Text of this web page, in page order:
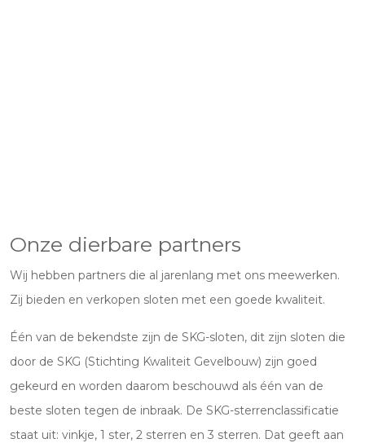
Onze dierbare partners
Wij hebben partners die al jarenlang met ons meewerken.
Zij bieden en verkopen sloten met een goede kwaliteit.
Één van de bekendste zijn de SKG-sloten, dit zijn sloten die
door de SKG (Stichting Kwaliteit Gevelbouw) zijn goed
gekeurd en worden daarom beschouwd als één van de
beste sloten tegen de inbraak. De SKG-sterrenclassificatie
staat uit: vinkje, 1 ster, 2 sterren en 3 sterren. Dat geeft aan